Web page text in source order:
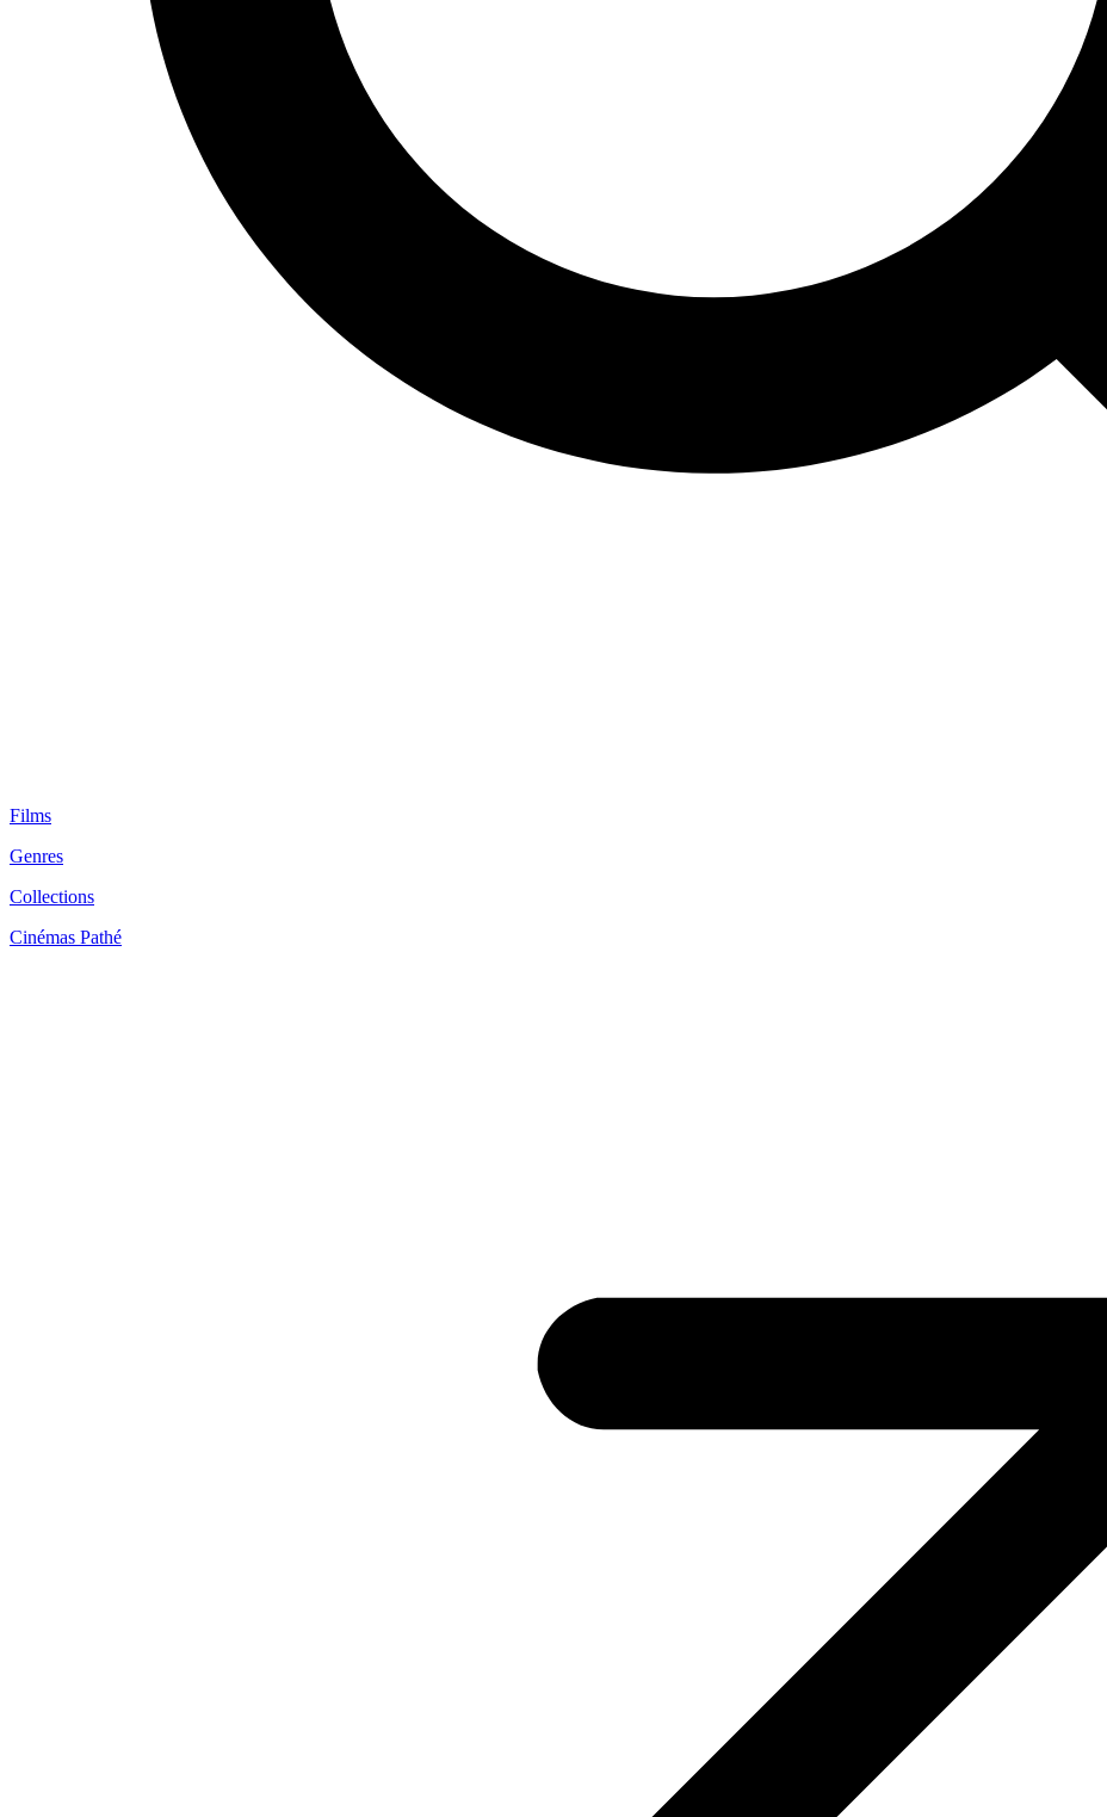
Films
Genres
Collections
Cinémas Pathé